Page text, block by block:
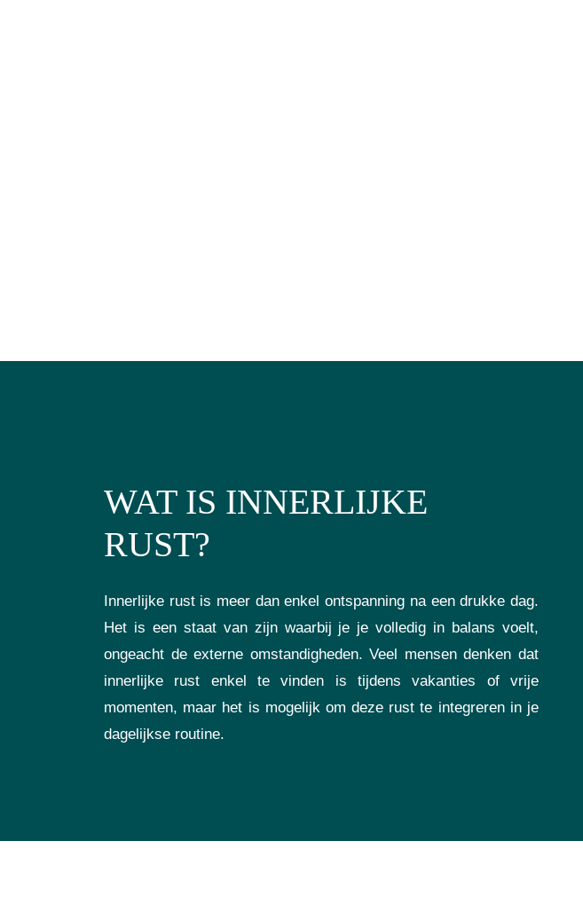
WAT IS INNERLIJKE
RUST?
Innerlijke rust is meer dan enkel ontspanning na een drukke dag.
Het is een staat van zijn waarbij je je volledig in balans voelt,
ongeacht de externe omstandigheden. Veel mensen denken dat
innerlijke rust enkel te vinden is tijdens vakanties of vrije
momenten, maar het is mogelijk om deze rust te integreren in je
dagelijkse routine.